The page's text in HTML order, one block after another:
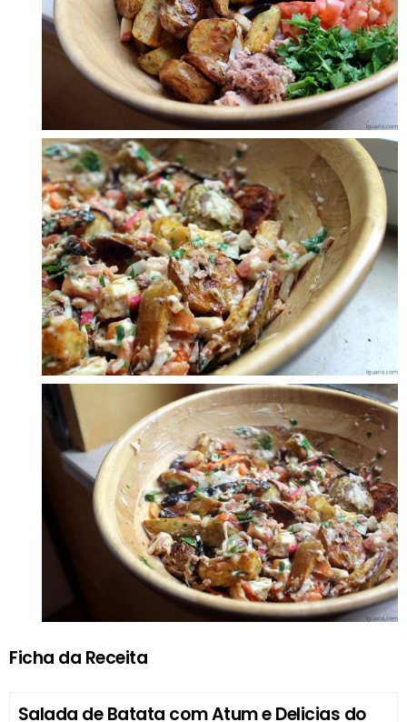
Ficha da Receita
Salada de Batata com Atum e Delicias do